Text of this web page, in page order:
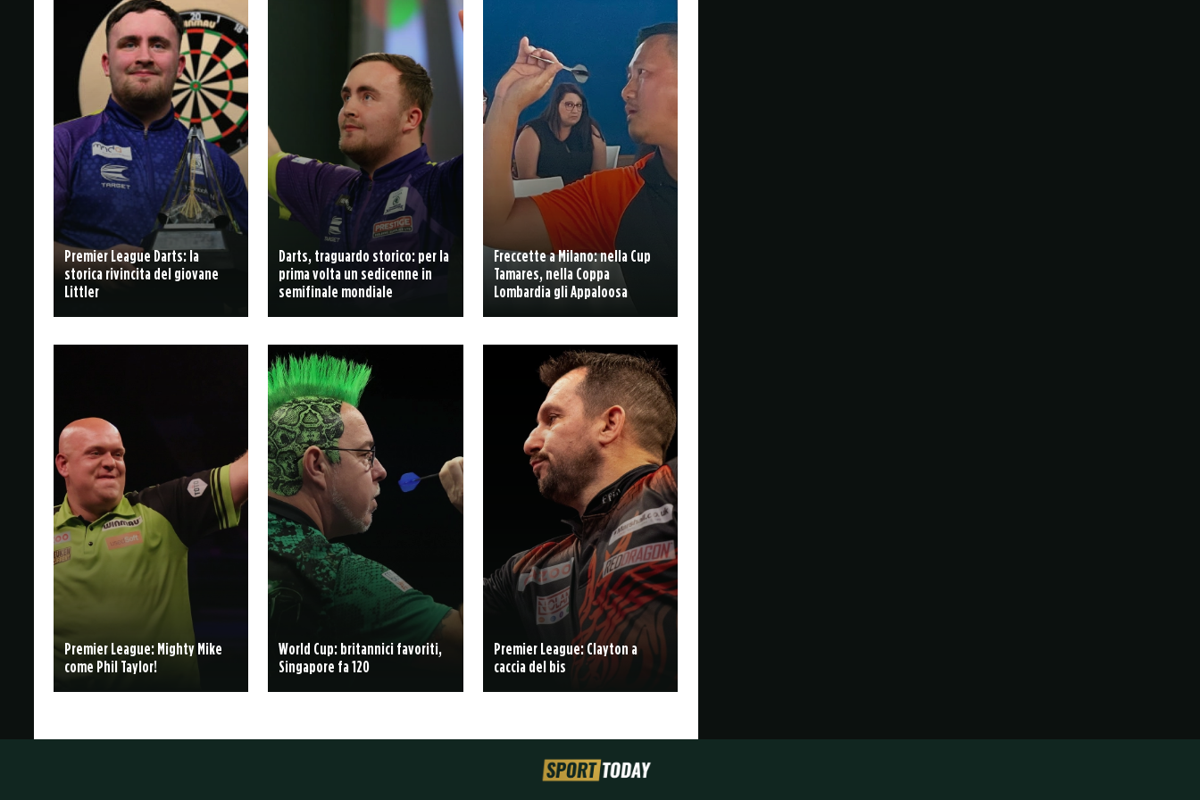
Premier League Darts: la
storica rivincita del giovane
Littler
Darts, traguardo storico: per la
prima volta un sedicenne in
semifinale mondiale
Freccette a Milano: nella Cup
Tamares, nella Coppa
Lombardia gli Appaloosa
Premier League: Mighty Mike
come Phil Taylor!
World Cup: britannici favoriti,
Singapore fa 120
Premier League: Clayton a
caccia del bis